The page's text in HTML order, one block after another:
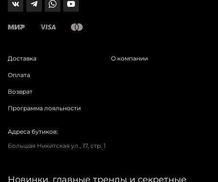
Доставка
Оплата
Возврат
Программа лояльности
О компании
Адреса бутиков:
Большая Никитская ул., 17, стр. 1
Новинки, главные тренды и секретные